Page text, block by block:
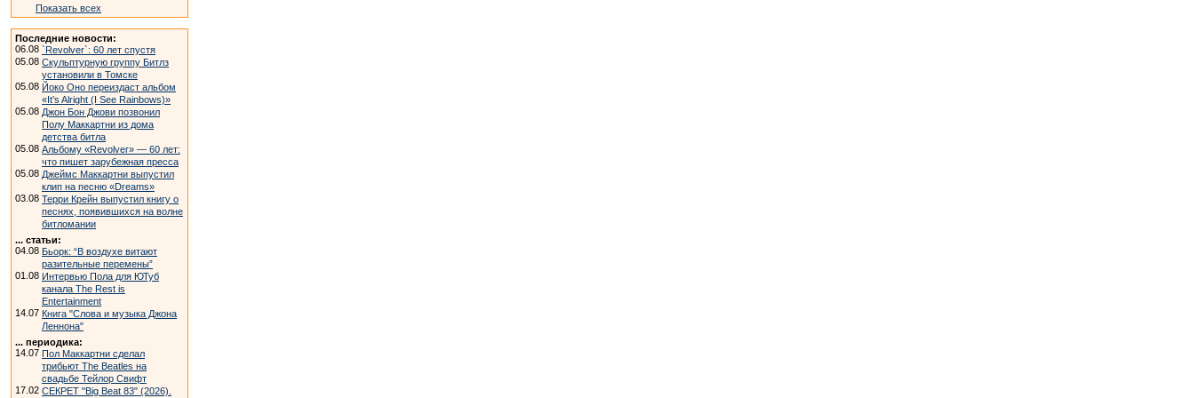
Показать всех
Последние новости:
06.08 `Revolver`: 60 лет спустя
05.08 Скульптурную группу Битлз
установили в Томске
05.08 Йоко Оно переиздаст альбом
«It’s Alright (I See Rainbows)»
05.08 Джон Бон Джови позвонил
Полу Маккартни из дома
детства битла
05.08 Альбому «Revolver» — 60 лет:
что пишет зарубежная пресса
05.08 Джеймс Маккартни выпустил
клип на песню «Dreams»
03.08 Терри Крейн выпустил книгу о
песнях, появившихся на волне
битломании
... статьи:
04.08 Бьорк: “В воздухе витают
разительные перемены”
01.08 Интервью Пола для ЮТуб
канала The Rest is
Entertainment
14.07 Книга "Слова и музыка Джона
Леннона"
... периодика:
14.07 Пол Маккартни сделал
трибьют The Beatles на
свадьбе Тейлор Свифт
17.02 СЕКРЕТ "Big Beat 83" (2026).